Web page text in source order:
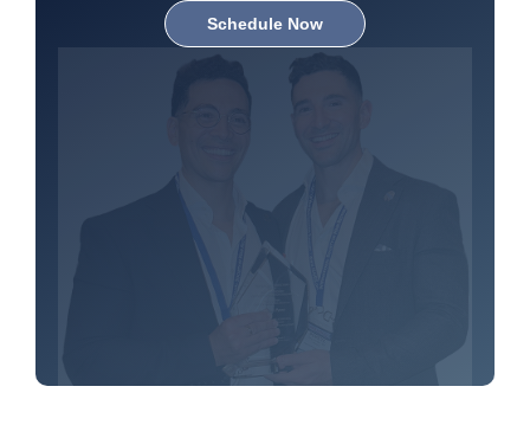
Schedule Now